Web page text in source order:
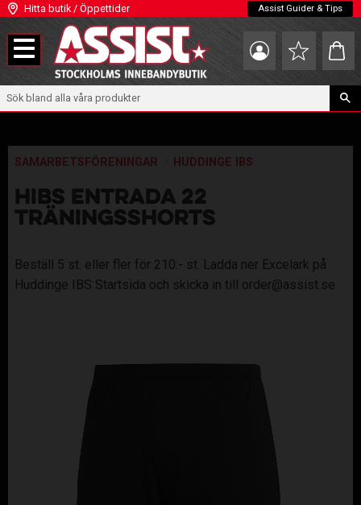
Meny
Hitta butik / Öppettider Assist Guider & Tips
Favoriter
SAMARBETSFÖRENINGAR HUDDINGE IBS
HIBS ENTRADA 22
TRÄNINGSSHORTS
Beställ 5 st. eller fler för 210:- st. Ladda ner Excelark på
Huddinge IBS Startsida och skicka in till order@assist.se